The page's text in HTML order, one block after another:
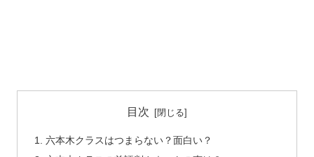
目次
六本木クラスはつまらない？面白い？